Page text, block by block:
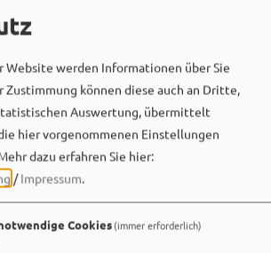
um 18:08 via Facebook
ins Bergwaldtheater und hol dir deinen
Stimmung und ein Sommerabend,
🌿🎵
Website werden Informationen über Sie
können diese auch an Dritte,
Auswertung, übermittelt
hier vorgenommenen Einstellungen
dazu erfahren Sie hier:
/Impressum.
Cookies(immer erforderlich)